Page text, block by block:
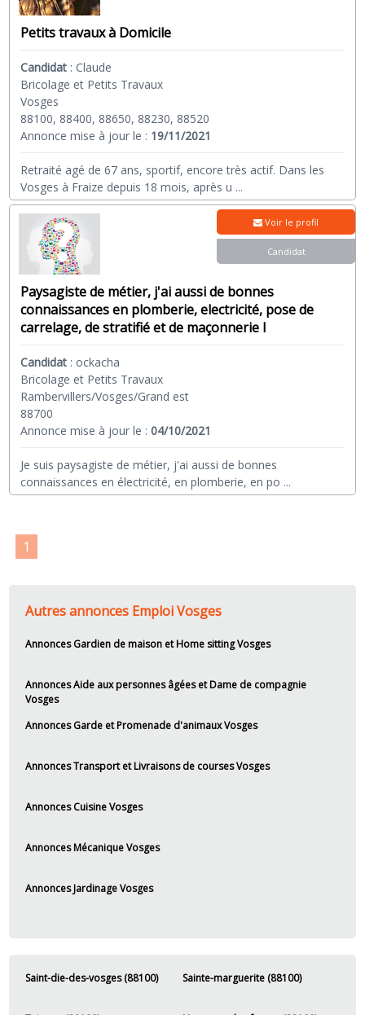
Petits travaux à Domicile
Candidat : Claude
Bricolage et Petits Travaux
Vosges
88100, 88400, 88650, 88230, 88520
Annonce mise à jour le : 19/11/2021
Retraité agé de 67 ans, sportif, encore très actif. Dans les
Vosges à Fraize depuis 18 mois, après u ...
Paysagiste de métier, j'ai aussi de bonnes
connaissances en plomberie, electricité, pose de
carrelage, de stratifié et de maçonnerie l
Candidat : ockacha
Bricolage et Petits Travaux
Rambervillers/Vosges/Grand est
88700
Annonce mise à jour le :04/10/2021
Je suis paysagiste de métier, j'ai aussi de bonnes
connaissances en électricité, en plomberie, en po ...
Voir le profil
Candidat
1
Autres annonces Emploi Vosges
Annonces Gardien de maison et Home sitting Vosges
Annonces Aide aux personnes âgées et Dame de compagnie
Vosges
Annonces Garde et Promenade d'animaux Vosges
Annonces Transport et Livraisons de courses Vosges
Annonces Cuisine Vosges
Annonces Mécanique Vosges
Annonces Jardinage Vosges
Saint-die-des-vosges (88100) Sainte-marguerite (88100)